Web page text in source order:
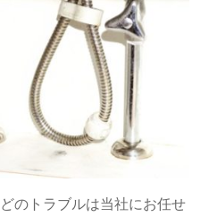
のトラブルは当社にお任せ